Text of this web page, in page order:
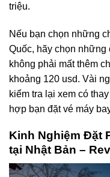
triệu.
Nếu bạn chọn những
Quốc, hãy chọn những
không phải mất thêm
khoảng 120 usd. Vài
kiểm tra lại xem có
hợp bạn đặt vé máy
Kinh Nghiệm Đặt
tại Nhật Bản –